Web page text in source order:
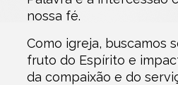
nossa fé.
Como igreja, buscamos
fruto do Espírito e
da compaixão e do